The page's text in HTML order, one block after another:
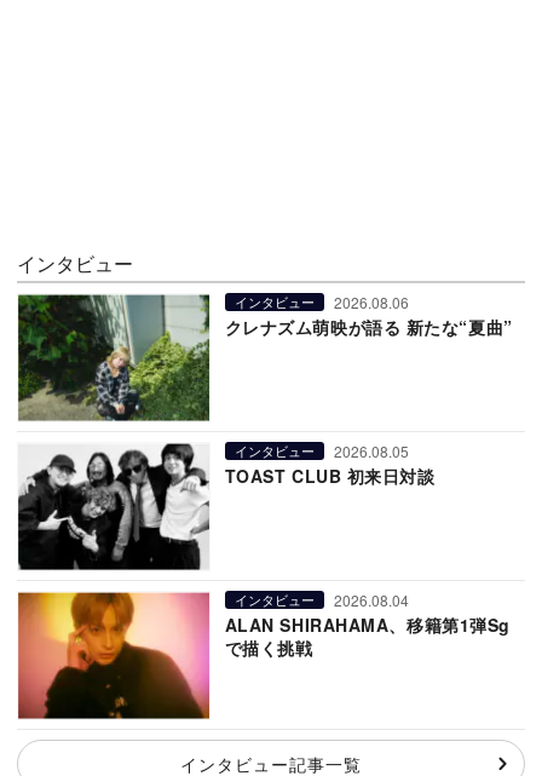
インタビュー
インタビュー 2026.08.06
クレナズム萌映が語る 新たな“夏曲”
インタビュー 2026.08.05
TOAST CLUB 初来日対談
インタビュー 2026.08.04
ALAN SHIRAHAMA、移籍第1弾Sg
で描く挑戦
インタビュー記事一覧